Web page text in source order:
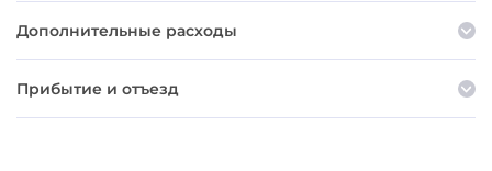
Дополнительные расходы
Прибытие и отъезд